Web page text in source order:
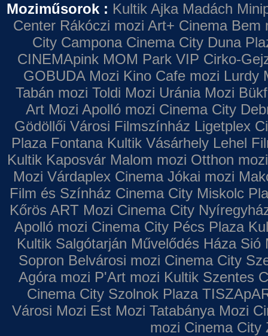
Moziműsorok : Kultik Ajka Madách
Center Rákóczi mozi Art+ Cinema Bem
City Campona Cinema City Duna
CINEMApink MOM Park VIP Cirko-
GOBUDA Mozi Kino Cafe mozi Lurdy
Tabán mozi Toldi Mozi Uránia Mozi
Art Mozi Apolló mozi Cinema City
Gödöllői Városi Filmszínház Ligetplex
Plaza Fontana Kultik Vásárhely Lehel
Kultik Kaposvár Malom mozi Otthon mozi
Mozi Várdaplex Cinema Jókai mozi
Film és Színház Cinema City Miskolc
Kőrös ART Mozi Cinema City
Apolló mozi Cinema City Pécs Plaza
Kultik Salgótarján Művelődés Háza Sió
Sopron Belvárosi mozi Cinema City
Agóra mozi P'Art mozi Kultik Szentes
Cinema City Szolnok Plaza
Városi Mozi Est Mozi Tatabánya Mozi
mozi Cinema City